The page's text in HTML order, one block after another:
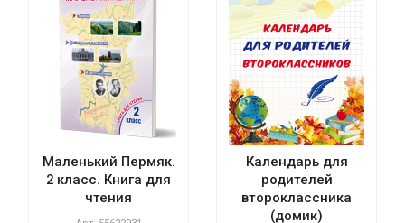
Маленький Пермяк.
2 класс. Книга для
чтения
Календарь для
родителей
второклассника
(домик)